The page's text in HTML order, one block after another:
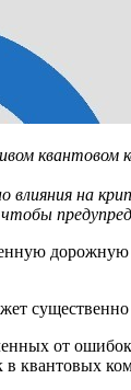
влияния на
от
квантовых